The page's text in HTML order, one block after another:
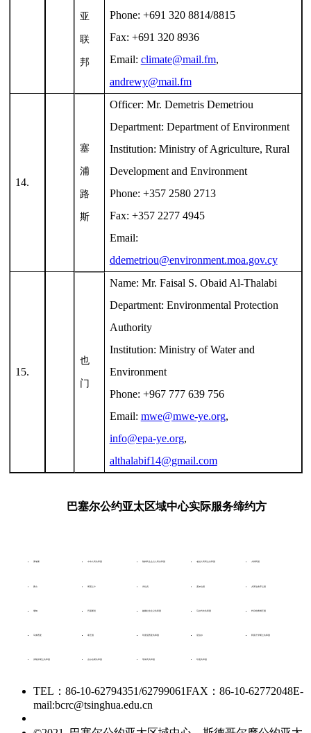
亚
联
邦
Phone: +691 320 8814/8815
Fax: +691 320 8936
Email: climate@mail.fm,
andrewy@mail.fm
14.
塞
浦
路
斯
Officer: Mr. Demetris Demetriou
Department: Department of Environment
Institution: Ministry of Agriculture, Rural
Development and Environment
Phone: +357 2580 2713
Fax: +357 2277 4945
Email:
ddemetriou@environment.moa.gov.cy
15.
也
门
Name: Mr. Faisal S. Obaid Al-Thalabi
Department: Environmental Protection
Authority
Institution: Ministry of Water and
Environment
Phone: +967 777 639 756
Email: mwe@mwe-ye.org,
info@epa-ye.org,
althalabif14@gmail.com
巴塞尔公约亚太区域中心实际服务缔约方
柬埔寨 中华人民共和国 朝鲜民主主义人民共和国 老挝人民民主共和国 大韩民国
蒙古 斯里兰卡 伊拉克 孟加拉国 文莱达鲁萨兰国
缅甸 巴基斯坦 越南社会主义共和国 马尔代夫共和国 约旦哈希姆王国
马来西亚 泰王国 印度尼西亚共和国 尼泊尔 阿富汗伊斯兰共和国
伊朗伊斯兰共和国 吉尔吉斯共和国 菲律宾共和国 印度共和国
TEL：86-10-62794351/62799061FAX：86-10-62772048E-
mail:bcrc@tsinghua.edu.cn